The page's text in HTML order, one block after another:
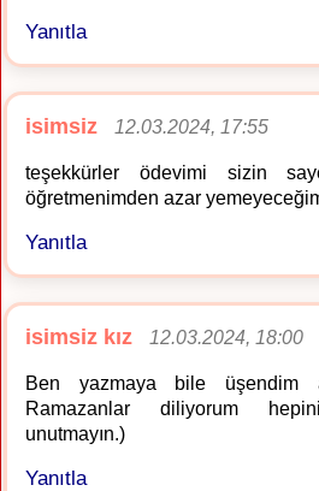
Yanıtla
isimsiz 12.03.2024, 17:55
teşekkürler ödevimi sizin
öğretmenimden azar
Yanıtla
isimsiz kız 12.03.2024, 18:00
Ben yazmaya bile üşendim
Ramazanlar diliyorum
unutmayın.)
Yanıtla